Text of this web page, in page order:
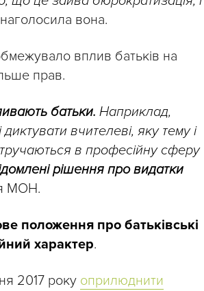
вона.
вплив батьків на
прав.
батьки. Наприклад,
вчителеві, яку тему і
в професійну сферу
рішення про видатки
МОН.
положення про батьківські
характер.
2017 року оприлюднити